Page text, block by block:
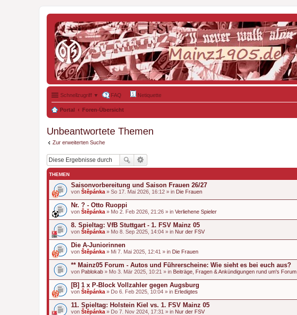
Schnellzugriff ▼ FAQ Netiquette
Portal Foren-Übersicht
Unbeantwortete Themen
Zur erweiterten Suche
THEMEN
Saisonvorbereitung und Saison Frauen 26/27
von Štěpánka » So 17. Mai 2026, 16:12 » in Die Frauen
Nr. ? - Otto Ruoppi
von Štěpánka » Mo 2. Feb 2026, 21:26 » in Verliehene Spieler
8. Spieltag: VfB Stuttgart - 1. FSV Mainz 05
von Štěpánka » Mo 8. Sep 2025, 14:04 » in Nur der FSV
Die A-Juniorinnen
von Štěpánka » Mi 7. Mai 2025, 12:41 » in Die Frauen
** Mainz05 Forum - Autos und Führerscheine: Wie sieht es bei euch aus?
von Pablokab » Mo 3. Mär 2025, 10:21 » in Beiträge, Fragen & Ankündigungen rund um's Forum
[B] 1 x P-Block Vollzahler gegen Augsburg
von Štěpánka » Do 6. Feb 2025, 10:04 » in Erledigtes
11. Spieltag: Holstein Kiel vs. 1. FSV Mainz 05
von Štěpánka » Do 7. Nov 2024, 17:31 » in Nur der FSV